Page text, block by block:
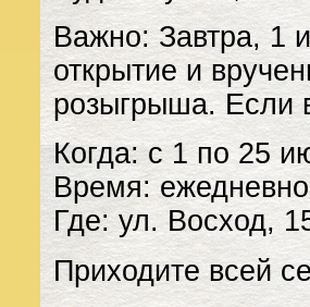
Важно: Завтра, 1
открытие и
розыгрыша. Если
Когда: с 1 по 25
Время:
Где: ул. Восход,
Приходите всей